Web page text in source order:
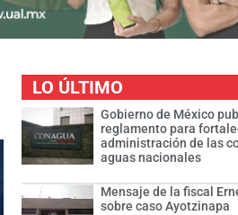
LO ÚLTIMO
Gobierno de México
reglamento para
administración de las
aguas nacionales
Mensaje de la fiscal
sobre caso Ayotzinapa